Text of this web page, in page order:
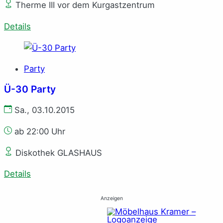
Therme III vor dem Kurgastzentrum
Details
Party
Ü-30 Party
Sa., 03.10.2015
ab 22:00 Uhr
Diskothek GLASHAUS
Details
Anzeigen